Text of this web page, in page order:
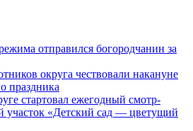
отправился богородчанин за
округа чествовали накануне
праздника
стартовал ежегодный смотр-
участок «Детский сад — цветущий